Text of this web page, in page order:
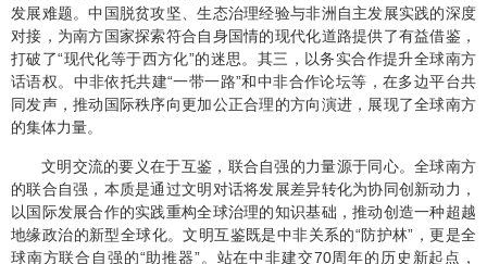
发展难题。中国脱贫攻坚、生态治理经验与非洲自主发展实践的深度
对接，为南方国家探索符合自身国情的现代化道路提供了有益借鉴，
打破了“现代化等于西方化”的迷思。其三，以务实合作提升全球南方
话语权。中非依托共建“一带一路”和中非合作论坛等，在多边平台共
同发声，推动国际秩序向更加公正合理的方向演进，展现了全球南方
的集体力量。
文明交流的要义在于互鉴，联合自强的力量源于同心。全球南方
的联合自强，本质是通过文明对话将发展差异转化为协同创新动力，
以国际发展合作的实践重构全球治理的知识基础，推动创造一种超越
地缘政治的新型全球化。文明互鉴既是中非关系的“防护林”，更是全
球南方联合自强的“助推器”。站在中非建交70周年的历史新起点，